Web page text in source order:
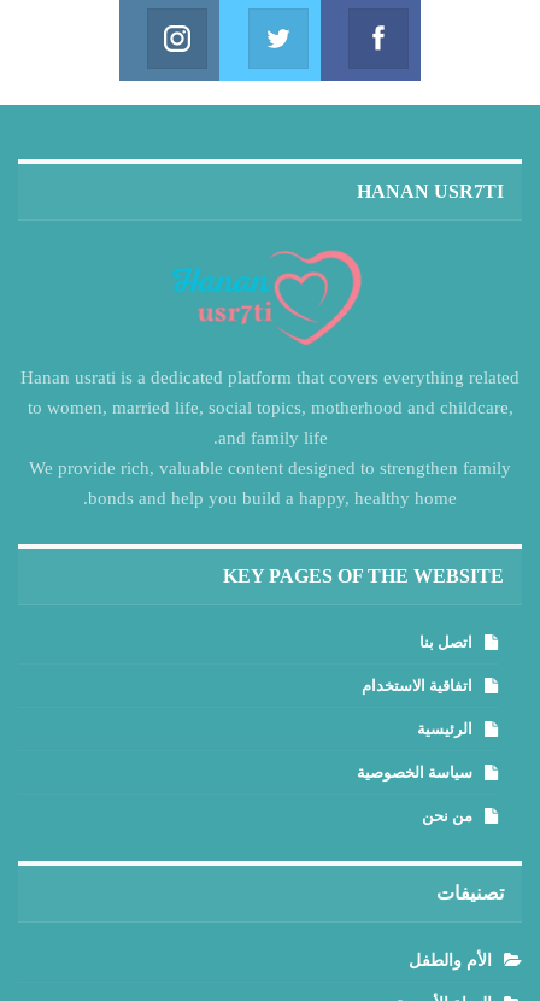
Facebook
Join us on Facebook
Twitter
Join us on Twitter
HANAN USR7TI
Hanan usrati is a dedicated platform that covers everything related
to women, married life, social topics, motherhood and childcare,
and family life.
We provide rich, valuable content designed to strengthen family
bonds and help you build a happy, healthy home.
KEY PAGES OF THE WEBSITE
اتصل بنا
اتفاقية الاستخدام
الرئيسية
سياسة الخصوصية
من نحن
تصنيفات
الأم والطفل